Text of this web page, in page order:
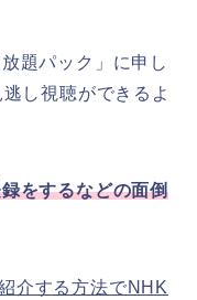
題パック」に申し
し視聴ができるよ
をするなどの面倒
介する方法でNHK